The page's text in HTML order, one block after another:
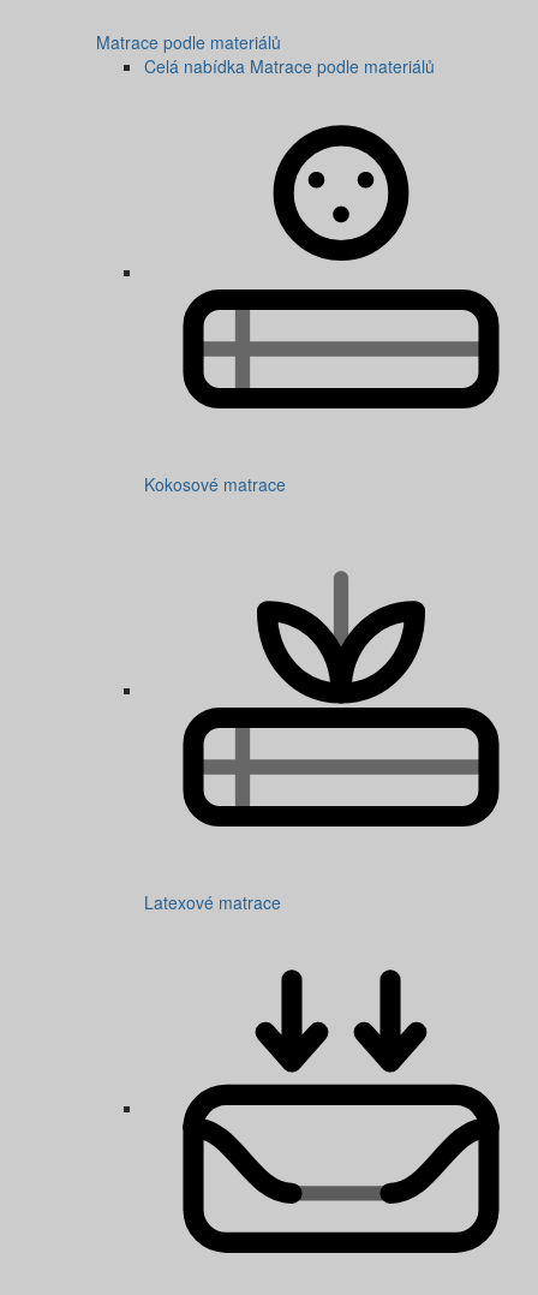
Matrace podle materiálů
Celá nabídka Matrace podle materiálů
Kokosové matrace
Latexové matrace